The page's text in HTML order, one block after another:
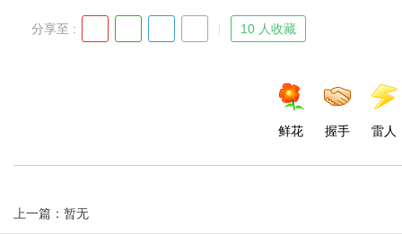
分享至 : 10 人收藏
鲜花 握手 雷人
上一篇：暂无